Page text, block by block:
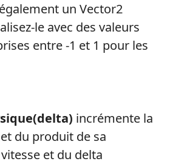
un Vector2
le avec des valeurs
entre -1 et 1 pour les
incrémente la
du produit de sa
et du delta